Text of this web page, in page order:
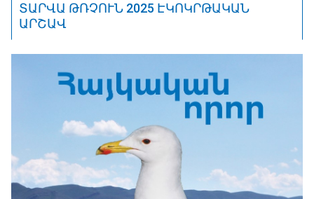
ՏԱՐՎԱ ԹՌՉՈՒՆ 2025 ԷԿՈԿՐԹԱԿԱՆ
ԱՐՇԱՎ